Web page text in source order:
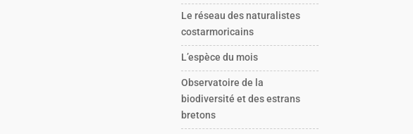
Le réseau des naturalistes
costarmoricains
L’espèce du mois
Observatoire de la
biodiversité et des estrans
bretons